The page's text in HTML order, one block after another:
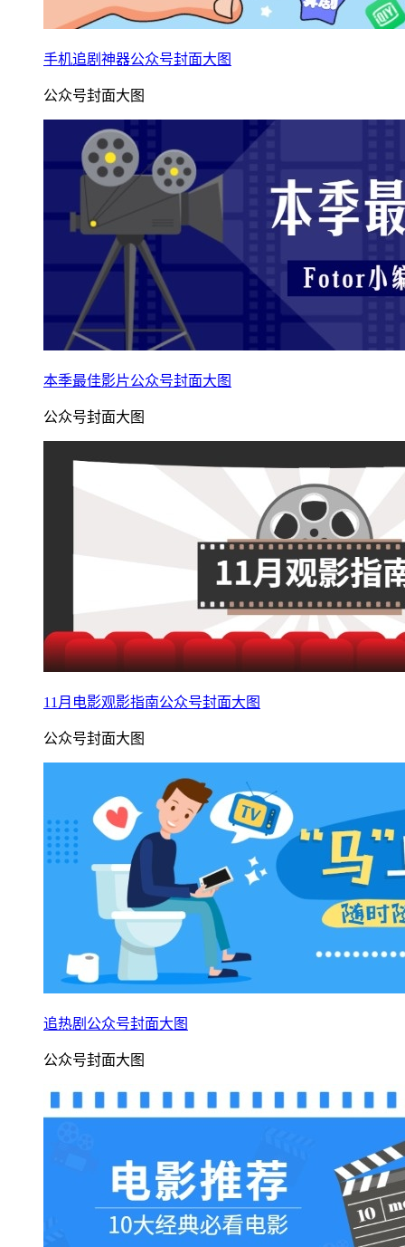
手机追剧神器公众号封面大图
公众号封面大图
本季最佳影片公众号封面大图
公众号封面大图
11月电影观影指南公众号封面大图
公众号封面大图
追热剧公众号封面大图
公众号封面大图